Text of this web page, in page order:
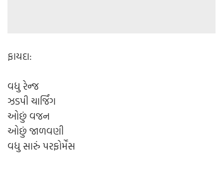
ફાયદા:
વધુ રેન્જ
ઝડપી ચાર્જિંગ
ઓછું વજન
ઓછું જાળવણી
વધુ સારું પરફોર્મેંસ